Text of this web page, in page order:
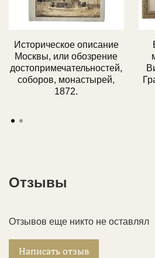
выставления счета или
согласованию.
детали доставки.
экспертных заключений;
атрибуцией при покупке.
коллекционеров, так и
Историческое описание
Москвы, или обозрение
достопримечательностей,
соборов, монастырей,
1872.
Отзывы
Отзывов еще никто не оставлял
Написать отзыв